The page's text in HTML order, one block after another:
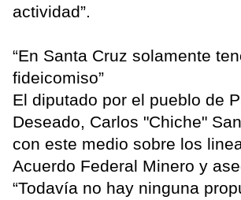
actividad”.
“En Santa Cruz solamente
fideicomiso”
El diputado por el pueblo de
Deseado, Carlos "Chiche"
con este medio sobre los
Acuerdo Federal Minero y
“Todavía no hay ninguna